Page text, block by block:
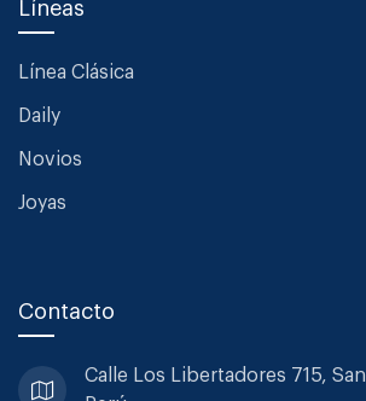
Líneas
Línea Clásica
Daily
Novios
Joyas
Contacto
Calle Los Libertadores 715, San